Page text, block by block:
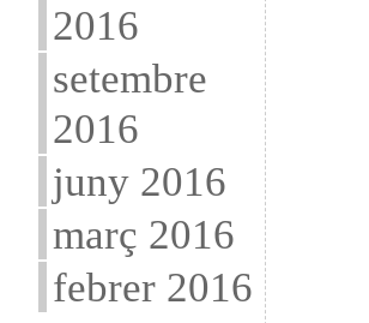
2016
setembre
2016
juny 2016
març 2016
febrer 2016